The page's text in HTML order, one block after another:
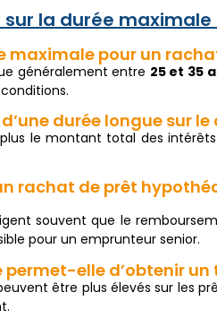
sur la durée
maximale pour un
généralement entre 25 et 35
durée longue sur
le montant total des
rachat de prêt
souvent que le
pour un emprunteur senior.
permet-elle d’obtenir un
être plus élevés sur les